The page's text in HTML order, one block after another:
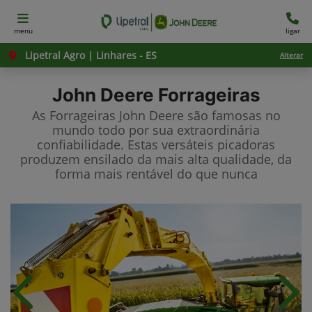
menu ligar
Lipetral Agro | Linhares - ES Alterar
John Deere Forrageiras
As Forrageiras John Deere são famosas no
mundo todo por sua extraordinária
confiabilidade. Estas versáteis picadoras
produzem ensilado da mais alta qualidade, da
forma mais rentável do que nunca
Anterior